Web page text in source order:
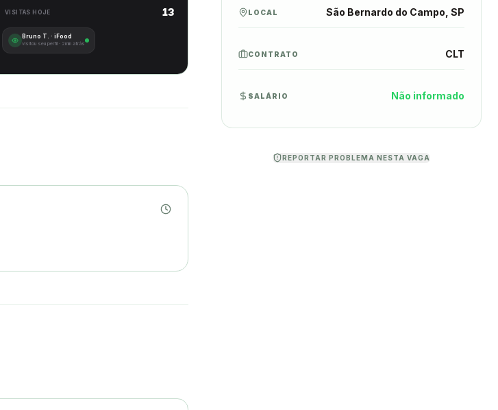
VISITAS HOJE 13
Bruno T. · iFood
visitou seu perfil · 2min atrás
LOCAL São Bernardo do Campo, SP
CONTRATO CLT
SALÁRIO Não informado
REPORTAR PROBLEMA NESTA VAGA